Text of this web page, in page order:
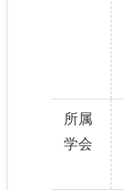
所属
学会